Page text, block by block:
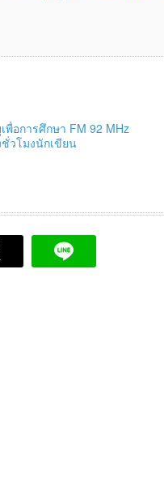
พื่อการศึกษา FM 92 MHz
วโมงนักเขียน